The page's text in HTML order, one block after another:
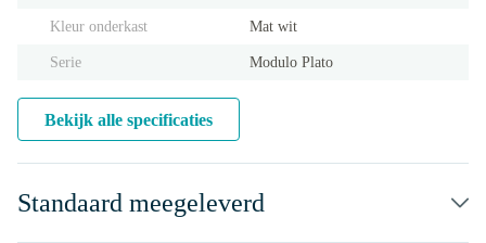
Kleur onderkast Mat wit
Serie Modulo Plato
Bekijk alle specificaties
Standaard meegeleverd